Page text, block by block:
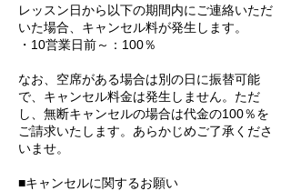
レッスン日から以下の期間内にご連絡いただ
いた場合、キャンセル料が発生します。
・10営業日前～：100％
なお、空席がある場合は別の日に振替可能
で、キャンセル料金は発生しません。ただ
し、無断キャンセルの場合は代金の100％を
ご請求いたします。あらかじめご了承くださ
いませ。
■キャンセルに関するお願い